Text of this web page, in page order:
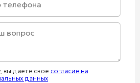
вы даете свое согласие на
данных